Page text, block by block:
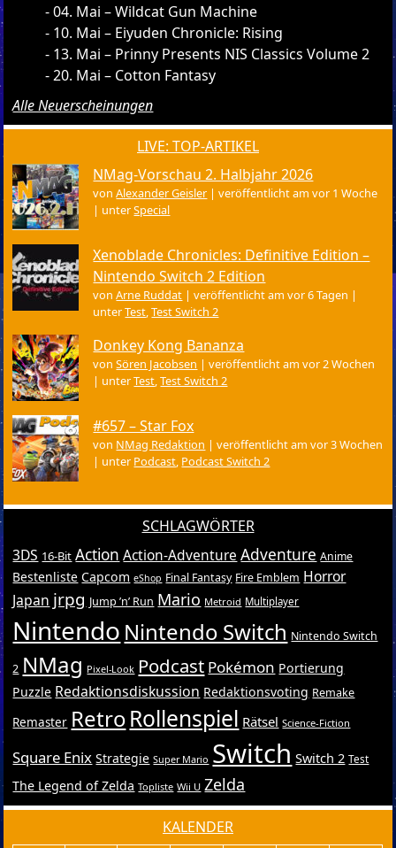
04. Mai – Wildcat Gun Machine
10. Mai – Eiyuden Chronicle: Rising
13. Mai – Prinny Presents NIS Classics Volume 2
20. Mai – Cotton Fantasy
Alle Neuerscheinungen
LIVE: TOP-ARTIKEL
NMag-Vorschau 2. Halbjahr 2026
vonAlexander Geisler |veröffentlicht am vor 1 Woche
| unterSpecial
Xenoblade Chronicles: Definitive Edition –
Nintendo Switch 2 Edition
vonArne Ruddat |veröffentlicht am vor 6 Tagen |
unterTest,Test Switch 2
Donkey Kong Bananza
vonSören Jacobsen |veröffentlicht am vor 2 Wochen
| unterTest,Test Switch 2
#657 – Star Fox
von NMag Redaktion |veröffentlicht am vor 3 Wochen
| unter Podcast, Podcast Switch 2
SCHLAGWÖRTER
3DS 16-Bit Action Action-Adventure Adventure Anime
Bestenliste Capcom eShop Final Fantasy Fire Emblem Horror
Japan jrpg Jump ’n’ Run Mario Metroid Multiplayer
Nintendo Nintendo Switch Nintendo Switch
2 NMag Pixel-Look Podcast Pokémon Portierung
Puzzle Redaktionsdiskussion Redaktionsvoting Remake
Remaster RetroRollenspiel Rätsel Science-Fiction
Square Enix Strategie Super Mario Switch Switch 2 Test
The Legend of Zelda Topliste Wii U Zelda
KALENDER